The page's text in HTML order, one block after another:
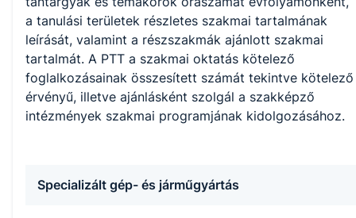
a tanulási területek részletes szakmai tartalmának
leírását, valamint a részszakmák ajánlott szakmai
tartalmát. A PTT a szakmai oktatás kötelező
foglalkozásainak összesített számát tekintve kötelező
érvényű, illetve ajánlásként szolgál a szakképző
intézmények szakmai programjának kidolgozásához.
Specializált gép- és járműgyártás